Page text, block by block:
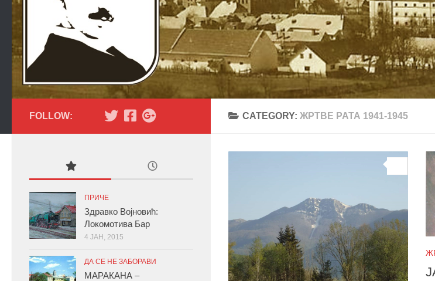
CATEGORY: ЖРТВЕ РАТА 1941-1945
FOLLOW:
ПРИЧЕ
Здравко Војновић:
Локомотива Бар
4 ЈАН, 2015
ДА СЕ НЕ ЗАБОРАВИ
МАРАКАНА –